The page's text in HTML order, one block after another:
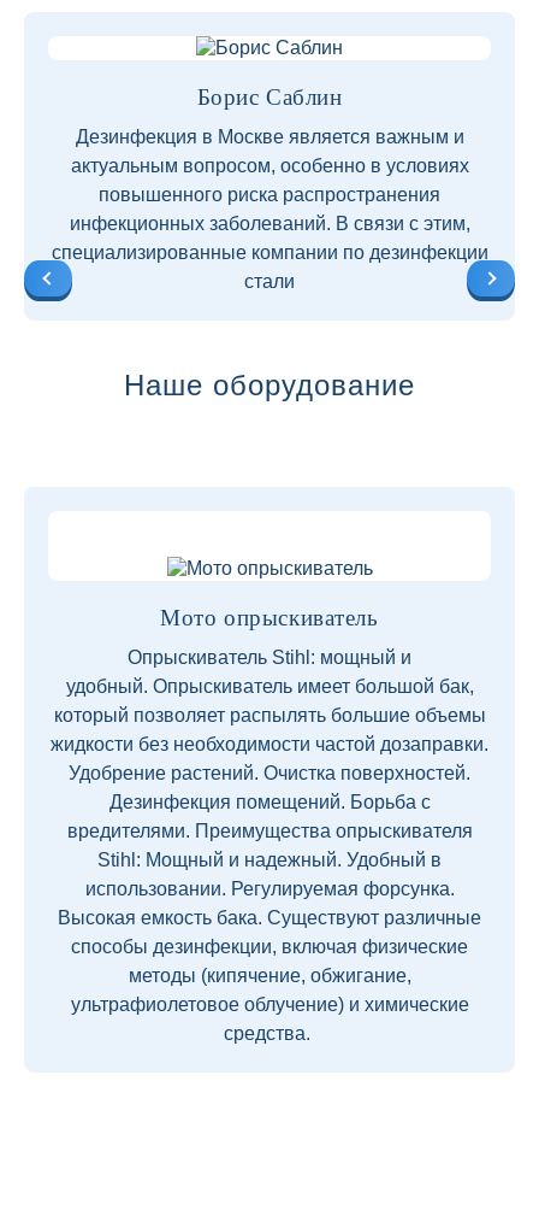
Борис Саблин
Дезинфекция в Москве является важным и
актуальным вопросом, особенно в условиях
повышенного риска распространения
инфекционных заболеваний. В связи с этим,
специализированные компании по дезинфекции
стали
Наше оборудование
Мото опрыскиватель
Опрыскиватель Stihl: мощный и
удобный. Опрыскиватель имеет большой бак,
который позволяет распылять большие объемы
жидкости без необходимости частой дозаправки.
Удобрение растений. Очистка поверхностей.
Дезинфекция помещений. Борьба с
вредителями. Преимущества опрыскивателя
Stihl: Мощный и надежный. Удобный в
использовании. Регулируемая форсунка.
Высокая емкость бака. Существуют различные
способы дезинфекции, включая физические
методы (кипячение, обжигание,
ультрафиолетовое облучение) и химические
средства.